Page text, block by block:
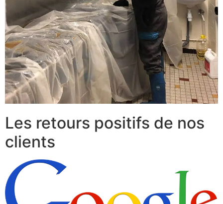
Les retours positifs de nos
clients